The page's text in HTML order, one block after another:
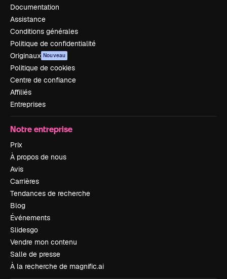
Documentation
Assistance
Conditions générales
Politique de confidentialité
Originaux Nouveau
Politique de cookies
Centre de confiance
Affiliés
Entreprises
Notre entreprise
Prix
À propos de nous
Avis
Carrières
Tendances de recherche
Blog
Événements
Slidesgo
Vendre mon contenu
Salle de presse
À la recherche de magnific.ai